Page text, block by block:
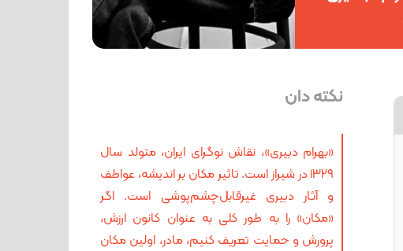
نکته دان
«بهرام دبیری»، نقاش نوگرای ایران، متولد سال
۱۳۲۹ در شیراز است. تاثیر مکان بر اندیشه، عواطف
و آثار دبیری غیرقابل‌چشم‌پوشی است. اگر
«مکان» را به طور کلی به عنوان کانون ارزش،
پرورش و حمایت تعریف کنیم، مادر، اولین مکان